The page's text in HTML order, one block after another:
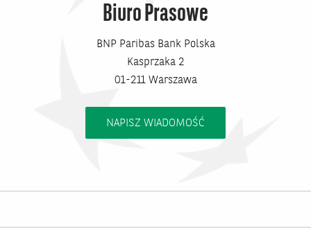
Biuro Prasowe
BNP Paribas Bank Polska
Kasprzaka 2
01-211 Warszawa
NAPISZ WIADOMOŚĆ